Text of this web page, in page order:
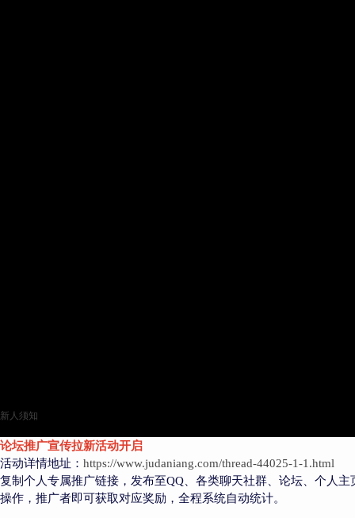
新人须知
论坛推广宣传拉新活动开启
活动详情地址： https://www.judaniang.com/thread-44025-1-1.html
复制个人专属推广链接，发布至QQ、各类聊天社群、论坛、个人
操作，推广者即可获取对应奖励，全程系统自动统计。